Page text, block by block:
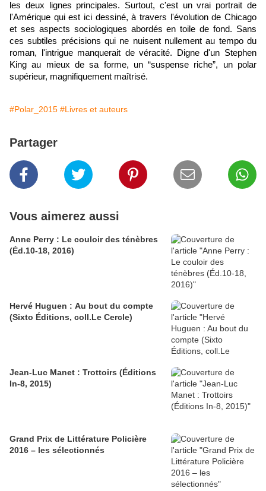
les deux lignes principales. Surtout, c'est un vrai portrait de
l'Amérique qui est ici dessiné, à travers l'évolution de Chicago
et ses aspects sociologiques abordés en toile de fond. Sans
ces subtiles précisions qui ne nuisent nullement au tempo du
roman, l'intrigue manquerait de véracité. Digne d'un Stephen
King au mieux de sa forme, un “suspense riche”, un polar
supérieur, magnifiquement maîtrisé.
#Polar_2015 #Livres et auteurs
Partager
Vous aimerez aussi
Anne Perry : Le couloir des ténèbres
(Éd.10-18, 2016)
Hervé Huguen : Au bout du compte
(Sixto Éditions, coll.Le Cercle)
Jean-Luc Manet : Trottoirs (Éditions
In-8, 2015)
Grand Prix de Littérature Policière
2016 – les sélectionnés